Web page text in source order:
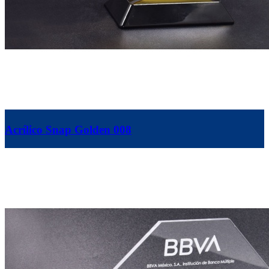
Acrílico Snap Golden 008